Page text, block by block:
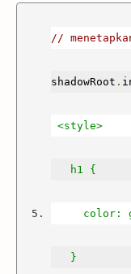
//
shadowRoot .
<style>
h1 {
color:
}